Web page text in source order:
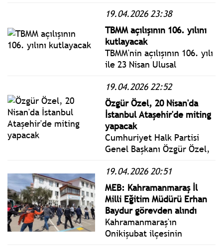
Kahramanmaraş'taki
okullarda yaşanan
saldırılara ilişkin genel
görüşme yapılacak.
19.04.2026 23:38
TBMM açılışının 106. yılını
kutlayacak
TBMM'nin açılışının 106. yılı
ile 23 Nisan Ulusal
Bayramı nedeniyle 20-24
Nisan'da kutlamalar
gerçekleştirilecek.
19.04.2026 22:52
Özgür Özel, 20 Nisan'da
İstanbul Ataşehir'de miting
yapacak
Cumhuriyet Halk Partisi
Genel Başkanı Özgür Özel,
günü, CHP Merkez Yönetim
Kurulu toplantısını
İstanbul'da toplayacak.
19.04.2026 20:51
MEB: Kahramanmaraş İl
Milli Eğitim Müdürü Erhan
Baydur görevden alındı
Kahramanmaraş'ın
Onikişubat ilçesinin